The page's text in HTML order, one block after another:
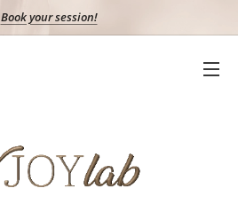
Book your session!